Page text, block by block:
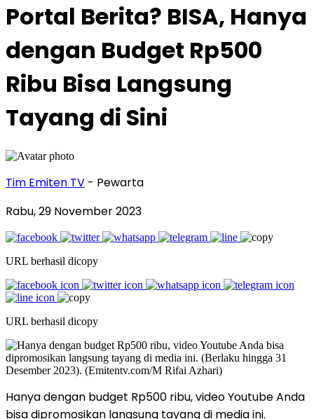
Portal Berita? BISA, Hanya
dengan Budget Rp500
Ribu Bisa Langsung
Tayang di Sini
Tim Emiten TV - Pewarta
Rabu, 29 November 2023
URL berhasil dicopy
URL berhasil dicopy
Hanya dengan budget Rp500 ribu, video Youtube Anda
bisa dipromosikan langsung tayang di media ini.